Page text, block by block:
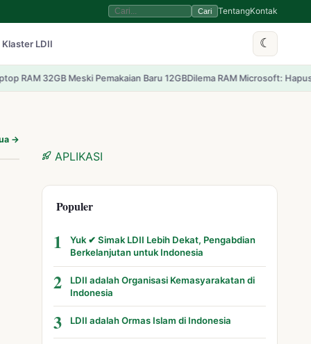
Cari TentangKontak
Klaster LDII ☾
Meski Pemakaian Baru 12GBDilema RAM Microsoft: Hapus
→
APLIKASI
Populer
1
Yuk ✔ Simak LDII Lebih Dekat, Pengabdian
Berkelanjutan untuk Indonesia
2
LDII adalah Organisasi Kemasyarakatan di
Indonesia
3 LDII adalah Ormas Islam di Indonesia